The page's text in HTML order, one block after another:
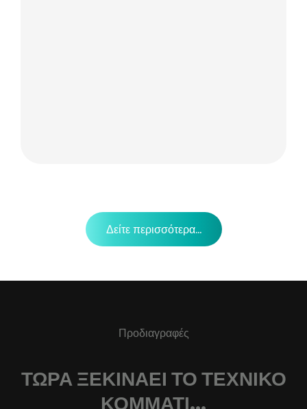
Δείτε περισσότερα...
Προδιαγραφές
ΤΏΡΑ ΞΕΚΙΝΆΕΙ ΤΟ ΤΕΧΝΙΚΌ